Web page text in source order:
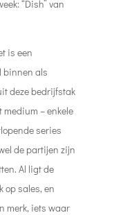
“Dish” van
is een
binnen als
deze bedrijfstak
– enkele
series
de partijen zijn
Al ligt de
op sales, en
merk, iets waar